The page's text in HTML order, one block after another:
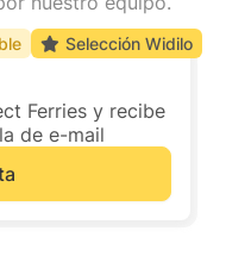
Ferries y recibe
de e-mail
Selección Widilo